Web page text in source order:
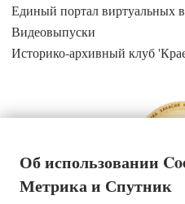
Единый портал виртуальных
Видеовыпуски
Историко-архивный клуб
Об использовании
Метрика и Спутник